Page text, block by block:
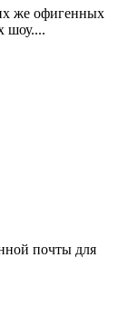
же офигенных
шоу....
почты для